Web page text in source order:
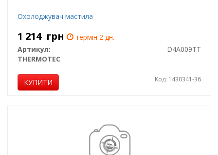
Охолоджувач мастила
1 214 грн
термін 2 дн.
Артикул:
D4A009TT
THERMOTEC
КУПИТИ Код: 1430341-36